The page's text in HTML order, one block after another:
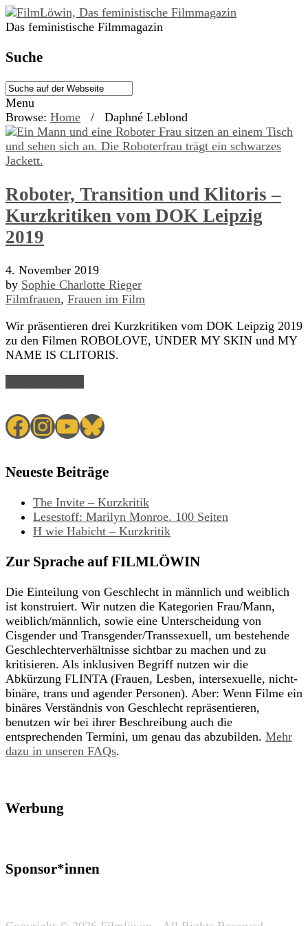
Das feministische Filmmagazin
Suche
Menu
Browse: Home / Daphné Leblond
Roboter, Transition und Klitoris –
Kurzkritiken vom DOK Leipzig
2019
4. November 2019
by Sophie Charlotte Rieger
Filmfrauen, Frauen im Film
Wir präsentieren drei Kurzkritiken vom DOK Leipzig 2019
zu den Filmen ROBOLOVE, UNDER MY SKIN und MY
NAME IS CLITORIS.
Facebook
Instagram
YouTube
Bluesky
Neueste Beiträge
The Invite – Kurzkritik
Lesestoff: Marilyn Monroe. 100 Seiten
H wie Habicht – Kurzkritik
Zur Sprache auf FILMLÖWIN
Die Einteilung von Geschlecht in männlich und weiblich
ist konstruiert. Wir nutzen die Kategorien Frau/Mann,
weiblich/männlich, sowie eine Unterscheidung von
Cisgender und Transgender/Transsexuell, um bestehende
Geschlechterverhältnisse sichtbar zu machen und zu
kritisieren. Als inklusiven Begriff nutzen wir die
Abkürzung FLINTA (Frauen, Lesben, intersexuelle, nicht-
binäre, trans und agender Personen). Aber: Wenn Filme ein
binäres Verständnis von Geschlecht repräsentieren,
benutzen wir bei ihrer Beschreibung auch die
entsprechenden Termini, um genau das abzubilden. Mehr
dazu in unseren FAQs.
Werbung
Sponsor*innen